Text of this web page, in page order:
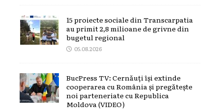
15 proiecte sociale din Transcarpatia
au primit 2,8 milioane de grivne din
bugetul regional
05.08.2026
BucPress TV: Cernăuți își extinde
cooperarea cu România și pregătește
noi parteneriate cu Republica
Moldova (VIDEO)